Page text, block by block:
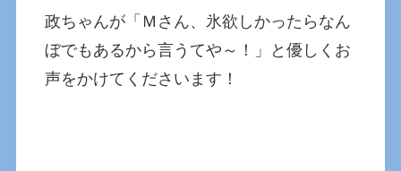
政ちゃんが「Ｍさん、氷欲しかったらなん
ぼでもあるから言うてや～！」と優しくお
声をかけてくださいます！